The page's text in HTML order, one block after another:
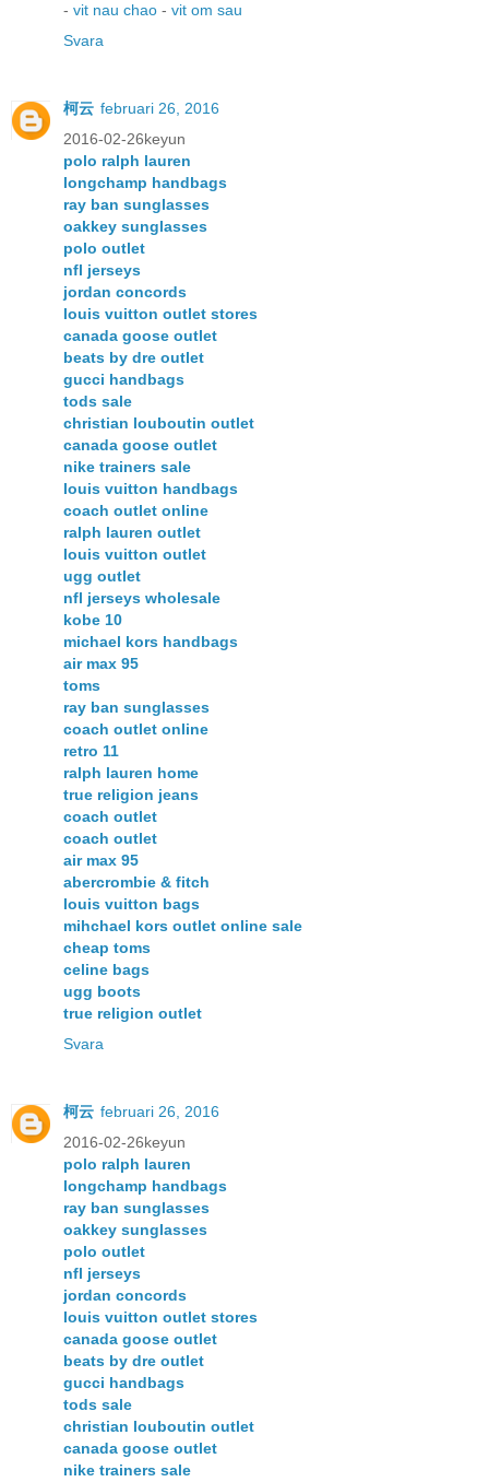
- vit nau chao - vit om sau
Svara
柯云 februari 26, 2016
2016-02-26keyun
polo ralph lauren
longchamp handbags
ray ban sunglasses
oakkey sunglasses
polo outlet
nfl jerseys
jordan concords
louis vuitton outlet stores
canada goose outlet
beats by dre outlet
gucci handbags
tods sale
christian louboutin outlet
canada goose outlet
nike trainers sale
louis vuitton handbags
coach outlet online
ralph lauren outlet
louis vuitton outlet
ugg outlet
nfl jerseys wholesale
kobe 10
michael kors handbags
air max 95
toms
ray ban sunglasses
coach outlet online
retro 11
ralph lauren home
true religion jeans
coach outlet
coach outlet
air max 95
abercrombie & fitch
louis vuitton bags
mihchael kors outlet online sale
cheap toms
celine bags
ugg boots
true religion outlet
Svara
柯云 februari 26, 2016
2016-02-26keyun
polo ralph lauren
longchamp handbags
ray ban sunglasses
oakkey sunglasses
polo outlet
nfl jerseys
jordan concords
louis vuitton outlet stores
canada goose outlet
beats by dre outlet
gucci handbags
tods sale
christian louboutin outlet
canada goose outlet
nike trainers sale